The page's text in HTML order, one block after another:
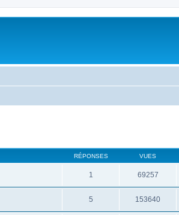
RÉPONSES VUES
1 69257
5 153640